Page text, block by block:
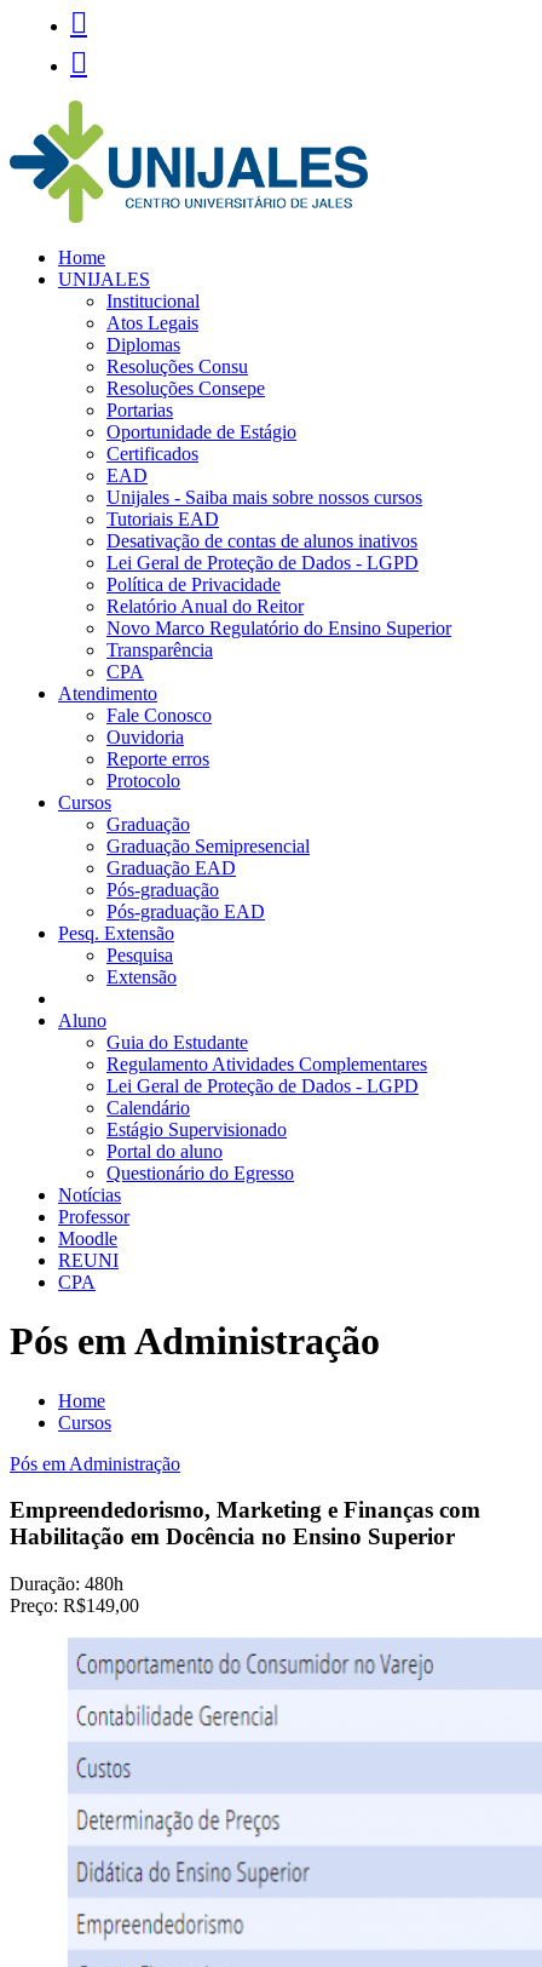


Home
UNIJALES
Institucional
Atos Legais
Diplomas
Resoluções Consu
Resoluções Consepe
Portarias
Oportunidade de Estágio
Certificados
EAD
Unijales - Saiba mais sobre nossos cursos
Tutoriais EAD
Desativação de contas de alunos inativos
Lei Geral de Proteção de Dados - LGPD
Política de Privacidade
Relatório Anual do Reitor
Novo Marco Regulatório do Ensino Superior
Transparência
CPA
Atendimento
Fale Conosco
Ouvidoria
Reporte erros
Protocolo
Cursos
Graduação
Graduação Semipresencial
Graduação EAD
Pós-graduação
Pós-graduação EAD
Pesq. Extensão
Pesquisa
Extensão
Aluno
Guia do Estudante
Regulamento Atividades Complementares
Lei Geral de Proteção de Dados - LGPD
Calendário
Estágio Supervisionado
Portal do aluno
Questionário do Egresso
Notícias
Professor
Moodle
REUNI
CPA
Pós em Administração
Home
Cursos
Pós em Administração
Empreendedorismo, Marketing e Finanças com
Habilitação em Docência no Ensino Superior
Duração: 480h
Preço: R$149,00